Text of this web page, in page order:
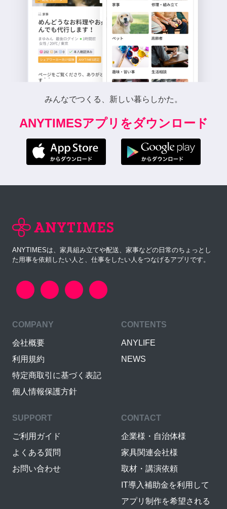
みんなでつくる、新しい暮らしかた。
ANYTIMESアプリをダウンロード
ANYTIMESは、家具組み立てや配送、家事などの日常のちょっとし
た用事を依頼したい人と、仕事をしたい人をつなげるアプリです。
COMPANY
会社概要
利用規約
特定商取引に基づく表記
個人情報保護方針
CONTENTS
ANYLIFE
NEWS
SUPPORT
ご利用ガイド
よくある質問
お問い合わせ
CONTACT
企業様・自治体様
家具関連会社様
取材・講演依頼
IT導入補助金を利用して
アプリ制作を希望される